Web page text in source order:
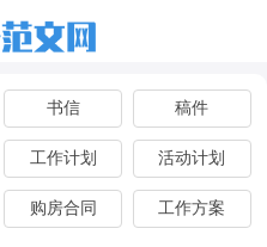
书信 稿件
工作计划 活动计划
购房合同 工作方案